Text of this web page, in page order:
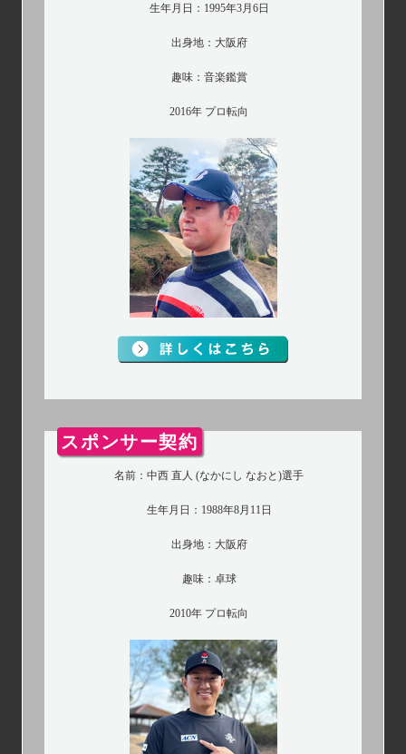
生年月日：1995年3月6日
出身地：大阪府
趣味：音楽鑑賞
2016年 プロ転向
スポンサー契約
名前：中西 直人 (なかにし なおと)選手
生年月日：1988年8月11日
出身地：大阪府
趣味：卓球
2010年 プロ転向